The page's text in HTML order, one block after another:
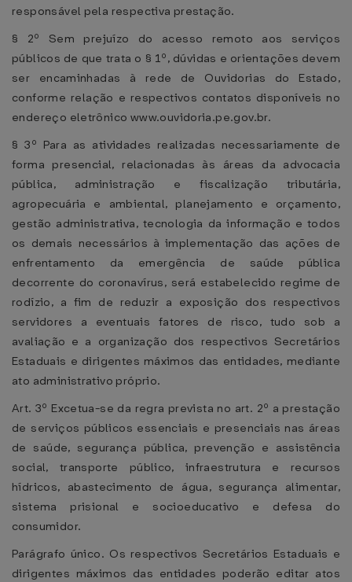
responsável pela respectiva prestação.
§ 2º Sem prejuízo do acesso remoto aos serviços
públicos de que trata o § 1º, dúvidas e orientações devem
ser encaminhadas à rede de Ouvidorias do Estado,
conforme relação e respectivos contatos disponíveis no
endereço eletrônico www.ouvidoria.pe.gov.br.
§ 3º Para as atividades realizadas necessariamente de
forma presencial, relacionadas às áreas da advocacia
pública, administração e fiscalização tributária,
agropecuária e ambiental, planejamento e orçamento,
gestão administrativa, tecnologia da informação e todos
os demais necessários à implementação das ações de
enfrentamento da emergência de saúde pública
decorrente do coronavírus, será estabelecido regime de
rodízio, a fim de reduzir a exposição dos respectivos
servidores a eventuais fatores de risco, tudo sob a
avaliação e a organização dos respectivos Secretários
Estaduais e dirigentes máximos das entidades, mediante
ato administrativo próprio.
Art. 3º Excetua-se da regra prevista no art. 2º a prestação
de serviços públicos essenciais e presenciais nas áreas
de saúde, segurança pública, prevenção e assistência
social, transporte público, infraestrutura e recursos
hídricos, abastecimento de água, segurança alimentar,
sistema prisional e socioeducativo e defesa do
consumidor.
Parágrafo único. Os respectivos Secretários Estaduais e
dirigentes máximos das entidades poderão editar atos